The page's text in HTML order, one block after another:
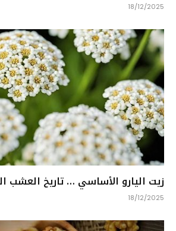
18/12/2025
زيت اليارو الأساسي … تاريخ العشب
18/12/2025